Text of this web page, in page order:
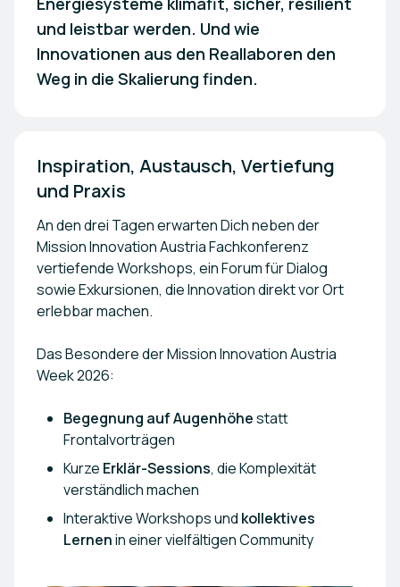
und leistbar werden. Und wie
Innovationen aus den Reallaboren den
Weg in die Skalierung finden.
Inspiration, Austausch, Vertiefung
und Praxis
An den drei Tagen erwarten Dich neben der
Mission Innovation Austria Fachkonferenz
vertiefende Workshops, ein Forum für Dialog
sowie Exkursionen, die Innovation direkt vor Ort
erlebbar machen.
Das Besondere der Mission Innovation Austria
Week 2026:
Begegnung auf Augenhöhestatt
Frontalvorträgen
Kurze Erklär-Sessions, die Komplexität
verständlich machen
Interaktive Workshops und kollektives
Lernenin einer vielfältigen Community